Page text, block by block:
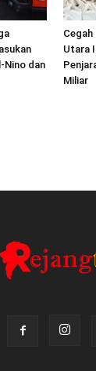
Nino dan
Utara
Miliar